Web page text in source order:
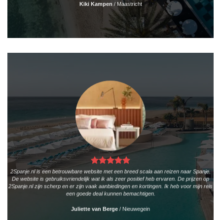
Kiki Kampen /Maastricht
2Spanje.nl is een betrouwbare website met een breed scala aan reizen naar Spanje.
De website is gebruiksvriendelijk wat ik als zeer positief heb ervaren. De prijzen op
2Spanje.nl zijn scherp en er zijn vaak aanbiedingen en kortingen. Ik heb voor mijn reis
een goede deal kunnen bemachtigen.
Juliette van Berge / Nieuwegein